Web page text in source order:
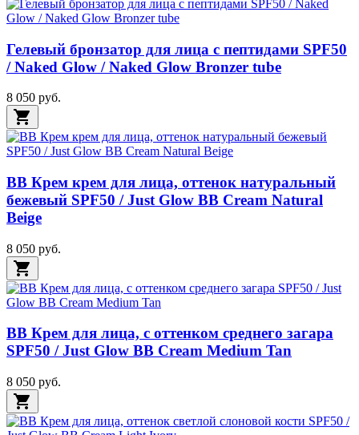
Гелевый бронзатор для лица с пептидами SPF50
/ Naked Glow / Naked Glow Bronzer tube
8 050 руб.
shopping_cart
BB Крем крем для лица, оттенок натуральный
бежевый SPF50 / Just Glow BB Cream Natural
Beige
8 050 руб.
shopping_cart
BB Крем для лица, с оттенком среднего загара
SPF50 / Just Glow BB Cream Medium Tan
8 050 руб.
shopping_cart